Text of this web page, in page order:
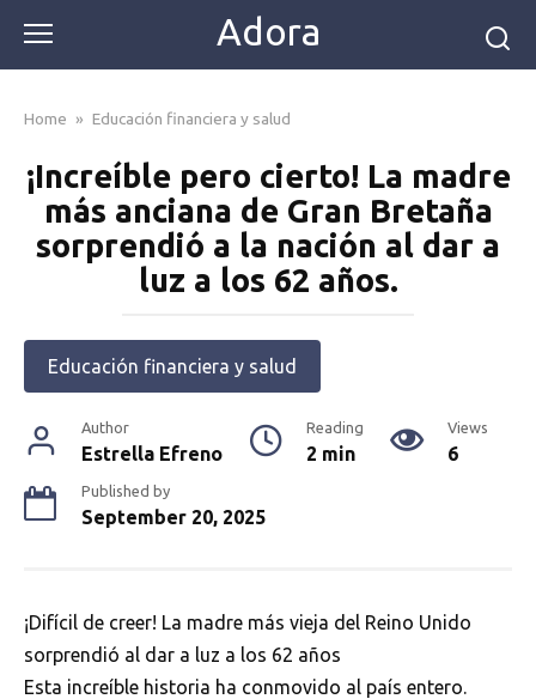
content
Adora
Home » Educación financiera y salud
¡Increíble pero cierto! La madre
más anciana de Gran Bretaña
sorprendió a la nación al dar a
luz a los 62 años.
Educación financiera y salud
Author
Estrella Efreno
Reading
2 min
Views
6
Published by
September 20, 2025
¡Difícil de creer! La madre más vieja del Reino Unido
sorprendió al dar a luz a los 62 años
Esta increíble historia ha conmovido al país entero.